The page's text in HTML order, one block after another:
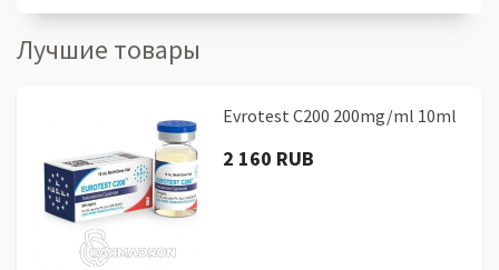
Лучшие товары
Evrotest C200 200mg/ml 10ml
2 160 RUB